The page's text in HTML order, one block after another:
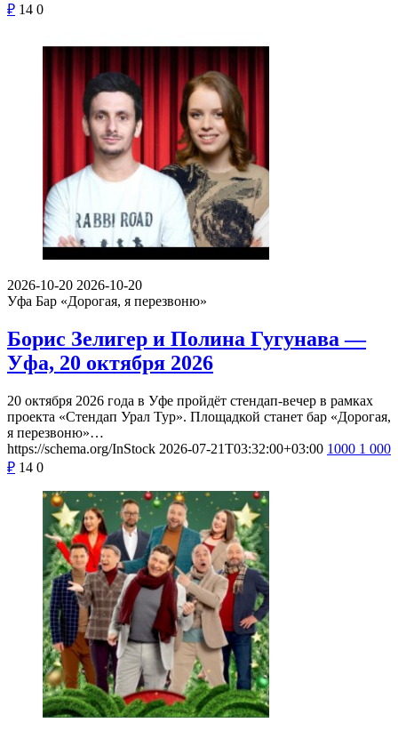
₽ 14 0
2026-10-20 2026-10-20
Уфа Бар «Дорогая, я перезвоню»
Борис Зелигер и Полина Гугунава —
Уфа, 20 октября 2026
20 октября 2026 года в Уфе пройдёт стендап-вечер в рамках
проекта «Стендап Урал Тур». Площадкой станет бар «Дорогая,
я перезвоню»…
https://schema.org/InStock 2026-07-21T03:32:00+03:00 1000 1 000
₽ 14 0